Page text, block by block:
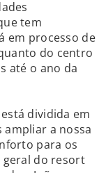
tem
em processo de
do centro
até o ano da
dividida em
ampliar a nossa
para os
geral do resort